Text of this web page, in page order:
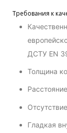
Требования к
ДСТУ EN
Толщина
Гладкая